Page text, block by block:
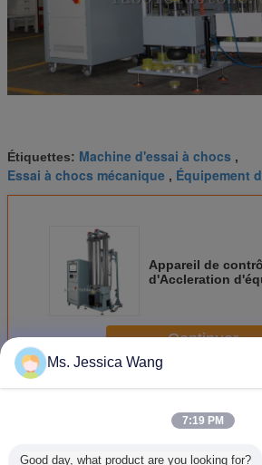
Étiquettes: Machine d'essai à chocs ,
Essai à chocs mécanique , Équipement
Appareil de
d'Accleration
Continuer
PlusSystème de test de choc
Ms. Jessica Wang
7:19 PM
Good day, what product are you looking for?